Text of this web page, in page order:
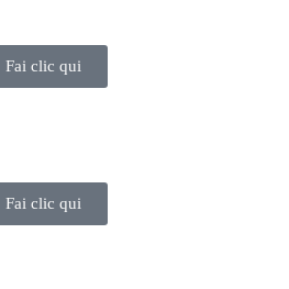
Fai clic qui
Fai clic qui